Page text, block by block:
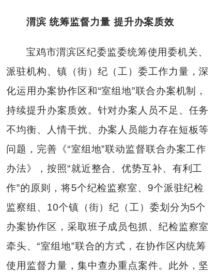
渭滨 统筹监督力量 提升办案质效
宝鸡市渭滨区纪委监委统筹使用委机关、
派驻机构、镇（街）纪（工）委工作力量，深
化运用办案协作区和“室组地”联合办案机制，
持续提升办案质效。针对办案人员不足、任务
不均衡、人情干扰、办案人员能力存在短板等
问题，完善《“室组地”联动监督联合办案工作
办法》，按照“就近整合、优势互补、有利工
作”的原则，将5个纪检监察室、9个派驻纪检
监察组、10个镇（街）纪（工）委划分为5个
办案协作区，采取班子成员包抓、纪检监察室
牵头、“室组地”联合的方式，在协作区内统筹
使用监督力量，集中查办重点案件。此外，坚